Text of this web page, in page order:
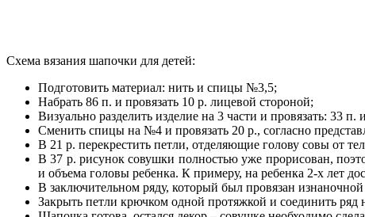
Схема вязания шапочки для детей:
Подготовить материал: нить и спицы №3,5;
Набрать 86 п. и провязать 10 р. лицевой стороной;
Визуально разделить изделие на 3 части и провязать: 33
Сменить спицы на №4 и провязать 20 р., согласно
В 21 р. перекрестить петли, отделяющие голову совы от
В 37 р. рисунок совушки полностью уже прорисован,
и объема головы ребенка. К примеру, на ребенка 2-х лет
В заключительном ряду, который был провязан
Закрыть петли крючком одной протяжкой и соединить ряд